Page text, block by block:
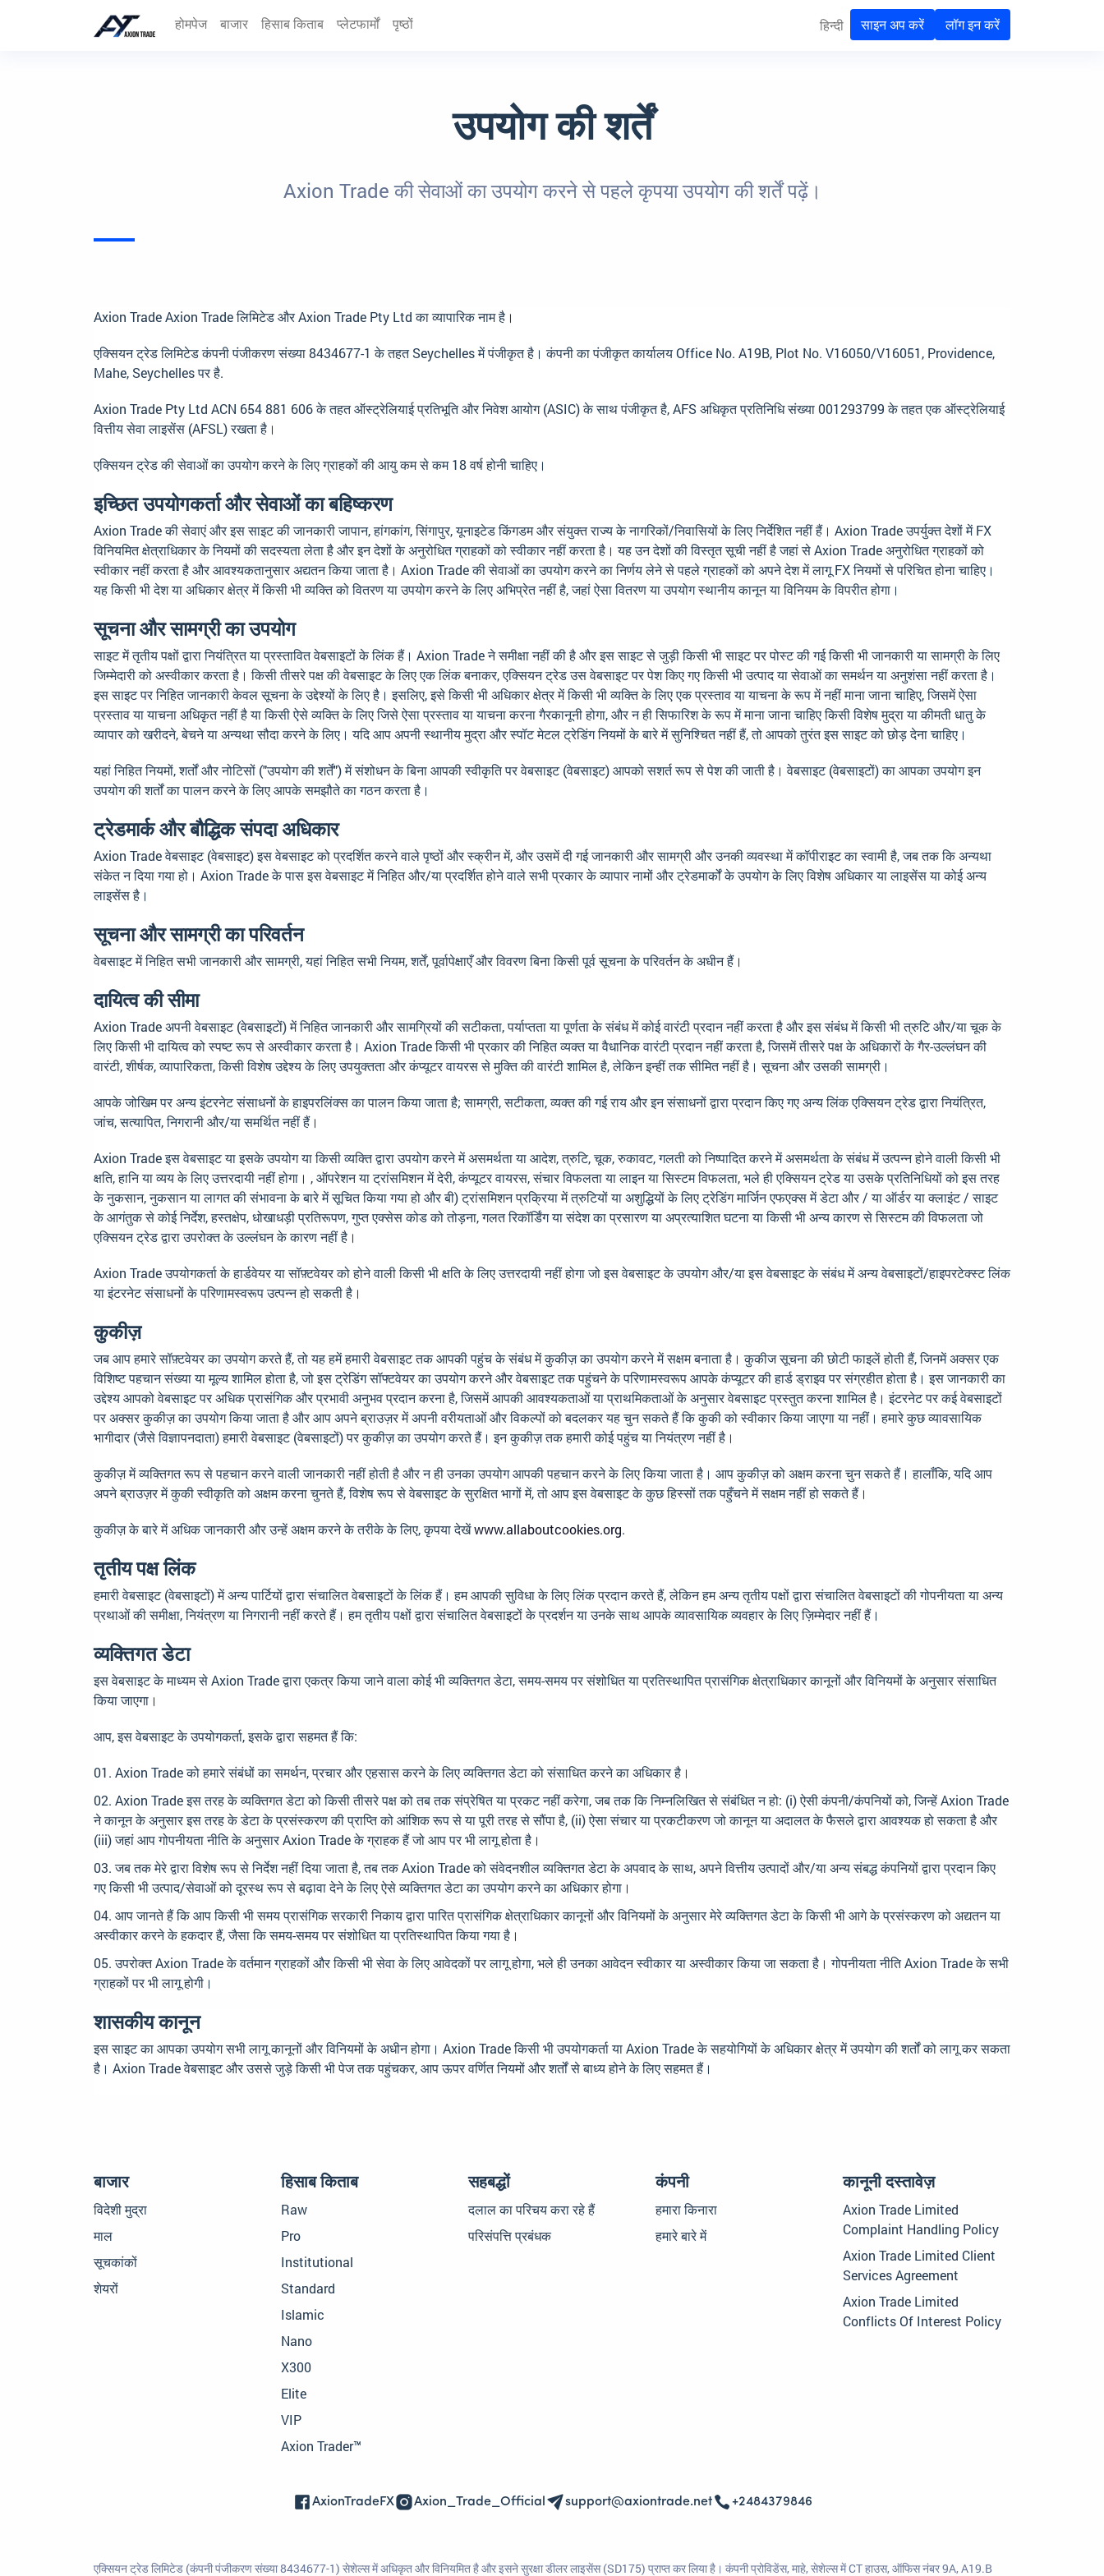
होमपेज बाजार हिसाब किताब प्लेटफार्मों पृष्ठों हिन्दी साइन अप करें लॉग इन करें
उपयोग की शर्तें
Axion Trade की सेवाओं का उपयोग करने से पहले कृपया उपयोग की शर्तें पढ़ें।
Axion Trade Axion Trade लिमिटेड और Axion Trade Pty Ltd का व्यापारिक नाम है।
एक्सियन ट्रेड लिमिटेड कंपनी पंजीकरण संख्या 8434677-1 के तहत Seychelles में पंजीकृत है। कंपनी का पंजीकृत कार्यालयOffice No. A19B, Plot No. V16050/V16051, Providence,
Mahe, Seychellesपर है.
Axion Trade Pty Ltd ACN 654 881 606 के तहत ऑस्ट्रेलियाई प्रतिभूति और निवेश आयोग (ASIC) के साथ पंजीकृत है, AFS अधिकृत प्रतिनिधि संख्या 001293799 के तहत एक ऑस्ट्रेलियाई
वित्तीय सेवा लाइसेंस (AFSL) रखता है।
एक्सियन ट्रेड की सेवाओं का उपयोग करने के लिए ग्राहकों की आयु कम से कम 18 वर्ष होनी चाहिए।
इच्छित उपयोगकर्ता और सेवाओं का बहिष्करण
Axion Trade की सेवाएं और इस साइट की जानकारी जापान, हांगकांग, सिंगापुर, यूनाइटेड किंगडम और संयुक्त राज्य के नागरिकों/निवासियों के लिए निर्देशित नहीं हैं। Axion Trade उपर्युक्त देशों में FX
विनियमित क्षेत्राधिकार के नियमों की सदस्यता लेता है और इन देशों के अनुरोधित ग्राहकों को स्वीकार नहीं करता है। यह उन देशों की विस्तृत सूची नहीं है जहां से Axion Trade अनुरोधित ग्राहकों को
स्वीकार नहीं करता है और आवश्यकतानुसार अद्यतन किया जाता है। Axion Trade की सेवाओं का उपयोग करने का निर्णय लेने से पहले ग्राहकों को अपने देश में लागू FX नियमों से परिचित होना चाहिए।
यह किसी भी देश या अधिकार क्षेत्र में किसी भी व्यक्ति को वितरण या उपयोग करने के लिए अभिप्रेत नहीं है, जहां ऐसा वितरण या उपयोग स्थानीय कानून या विनियम के विपरीत होगा।
सूचना और सामग्री का उपयोग
साइट में तृतीय पक्षों द्वारा नियंत्रित या प्रस्तावित वेबसाइटों के लिंक हैं। Axion Trade ने समीक्षा नहीं की है और इस साइट से जुड़ी किसी भी साइट पर पोस्ट की गई किसी भी जानकारी या सामग्री के लिए
जिम्मेदारी को अस्वीकार करता है। किसी तीसरे पक्ष की वेबसाइट के लिए एक लिंक बनाकर, एक्सियन ट्रेड उस वेबसाइट पर पेश किए गए किसी भी उत्पाद या सेवाओं का समर्थन या अनुशंसा नहीं करता है।
इस साइट पर निहित जानकारी केवल सूचना के उद्देश्यों के लिए है। इसलिए, इसे किसी भी अधिकार क्षेत्र में किसी भी व्यक्ति के लिए एक प्रस्ताव या याचना के रूप में नहीं माना जाना चाहिए, जिसमें ऐसा
प्रस्ताव या याचना अधिकृत नहीं है या किसी ऐसे व्यक्ति के लिए जिसे ऐसा प्रस्ताव या याचना करना गैरकानूनी होगा, और न ही सिफारिश के रूप में माना जाना चाहिए किसी विशेष मुद्रा या कीमती धातु के
व्यापार को खरीदने, बेचने या अन्यथा सौदा करने के लिए। यदि आप अपनी स्थानीय मुद्रा और स्पॉट मेटल ट्रेडिंग नियमों के बारे में सुनिश्चित नहीं हैं, तो आपको तुरंत इस साइट को छोड़ देना चाहिए।
यहां निहित नियमों, शर्तों और नोटिसों ("उपयोग की शर्तें") में संशोधन के बिना आपकी स्वीकृति पर वेबसाइट (वेबसाइट) आपको सशर्त रूप से पेश की जाती है। वेबसाइट (वेबसाइटों) का आपका उपयोग इन
उपयोग की शर्तों का पालन करने के लिए आपके समझौते का गठन करता है।
ट्रेडमार्क और बौद्धिक संपदा अधिकार
Axion Trade वेबसाइट (वेबसाइट) इस वेबसाइट को प्रदर्शित करने वाले पृष्ठों और स्क्रीन में, और उसमें दी गई जानकारी और सामग्री और उनकी व्यवस्था में कॉपीराइट का स्वामी है, जब तक कि अन्यथा
संकेत न दिया गया हो। Axion Trade के पास इस वेबसाइट में निहित और/या प्रदर्शित होने वाले सभी प्रकार के व्यापार नामों और ट्रेडमार्कों के उपयोग के लिए विशेष अधिकार या लाइसेंस या कोई अन्य
लाइसेंस है।
सूचना और सामग्री का परिवर्तन
वेबसाइट में निहित सभी जानकारी और सामग्री, यहां निहित सभी नियम, शर्तें, पूर्वापेक्षाएँ और विवरण बिना किसी पूर्व सूचना के परिवर्तन के अधीन हैं।
दायित्व की सीमा
Axion Trade अपनी वेबसाइट (वेबसाइटों) में निहित जानकारी और सामग्रियों की सटीकता, पर्याप्तता या पूर्णता के संबंध में कोई वारंटी प्रदान नहीं करता है और इस संबंध में किसी भी त्रुटि और/या चूक के
लिए किसी भी दायित्व को स्पष्ट रूप से अस्वीकार करता है। Axion Trade किसी भी प्रकार की निहित व्यक्त या वैधानिक वारंटी प्रदान नहीं करता है, जिसमें तीसरे पक्ष के अधिकारों के गैर-उल्लंघन की
वारंटी, शीर्षक, व्यापारिकता, किसी विशेष उद्देश्य के लिए उपयुक्तता और कंप्यूटर वायरस से मुक्ति की वारंटी शामिल है, लेकिन इन्हीं तक सीमित नहीं है। सूचना और उसकी सामग्री।
आपके जोखिम पर अन्य इंटरनेट संसाधनों के हाइपरलिंक्स का पालन किया जाता है; सामग्री, सटीकता, व्यक्त की गई राय और इन संसाधनों द्वारा प्रदान किए गए अन्य लिंक एक्सियन ट्रेड द्वारा नियंत्रित,
जांच, सत्यापित, निगरानी और/या समर्थित नहीं हैं।
Axion Trade इस वेबसाइट या इसके उपयोग या किसी व्यक्ति द्वारा उपयोग करने में असमर्थता या आदेश, त्रुटि, चूक, रुकावट, गलती को निष्पादित करने में असमर्थता के संबंध में उत्पन्न होने वाली किसी भी
क्षति, हानि या व्यय के लिए उत्तरदायी नहीं होगा। , ऑपरेशन या ट्रांसमिशन में देरी, कंप्यूटर वायरस, संचार विफलता या लाइन या सिस्टम विफलता, भले ही एक्सियन ट्रेड या उसके प्रतिनिधियों को इस तरह
के नुकसान, नुकसान या लागत की संभावना के बारे में सूचित किया गया हो और बी) ट्रांसमिशन प्रक्रिया में त्रुटियों या अशुद्धियों के लिए ट्रेडिंग मार्जिन एफएक्स में डेटा और / या ऑर्डर या क्लाइंट / साइट
के आगंतुक से कोई निर्देश, हस्तक्षेप, धोखाधड़ी प्रतिरूपण, गुप्त एक्सेस कोड को तोड़ना, गलत रिकॉर्डिंग या संदेश का प्रसारण या अप्रत्याशित घटना या किसी भी अन्य कारण से सिस्टम की विफलता जो
एक्सियन ट्रेड द्वारा उपरोक्त के उल्लंघन के कारण नहीं है।
Axion Trade उपयोगकर्ता के हार्डवेयर या सॉफ़्टवेयर को होने वाली किसी भी क्षति के लिए उत्तरदायी नहीं होगा जो इस वेबसाइट के उपयोग और/या इस वेबसाइट के संबंध में अन्य वेबसाइटों/हाइपरटेक्स्ट लिंक
या इंटरनेट संसाधनों के परिणामस्वरूप उत्पन्न हो सकती है।
कुकीज़
जब आप हमारे सॉफ़्टवेयर का उपयोग करते हैं, तो यह हमें हमारी वेबसाइट तक आपकी पहुंच के संबंध में कुकीज़ का उपयोग करने में सक्षम बनाता है। कुकीज सूचना की छोटी फाइलें होती हैं, जिनमें अक्सर एक
विशिष्ट पहचान संख्या या मूल्य शामिल होता है, जो इस ट्रेडिंग सॉफ्टवेयर का उपयोग करने और वेबसाइट तक पहुंचने के परिणामस्वरूप आपके कंप्यूटर की हार्ड ड्राइव पर संग्रहीत होता है। इस जानकारी का
उद्देश्य आपको वेबसाइट पर अधिक प्रासंगिक और प्रभावी अनुभव प्रदान करना है, जिसमें आपकी आवश्यकताओं या प्राथमिकताओं के अनुसार वेबसाइट प्रस्तुत करना शामिल है। इंटरनेट पर कई वेबसाइटों
पर अक्सर कुकीज़ का उपयोग किया जाता है और आप अपने ब्राउज़र में अपनी वरीयताओं और विकल्पों को बदलकर यह चुन सकते हैं कि कुकी को स्वीकार किया जाएगा या नहीं। हमारे कुछ व्यावसायिक
भागीदार (जैसे विज्ञापनदाता) हमारी वेबसाइट (वेबसाइटों) पर कुकीज़ का उपयोग करते हैं। इन कुकीज़ तक हमारी कोई पहुंच या नियंत्रण नहीं है।
कुकीज़ में व्यक्तिगत रूप से पहचान करने वाली जानकारी नहीं होती है और न ही उनका उपयोग आपकी पहचान करने के लिए किया जाता है। आप कुकीज़ को अक्षम करना चुन सकते हैं। हालाँकि, यदि आप
अपने ब्राउज़र में कुकी स्वीकृति को अक्षम करना चुनते हैं, विशेष रूप से वेबसाइट के सुरक्षित भागों में, तो आप इस वेबसाइट के कुछ हिस्सों तक पहुँचने में सक्षम नहीं हो सकते हैं।
कुकीज़ के बारे में अधिक जानकारी और उन्हें अक्षम करने के तरीके के लिए, कृपया देखेंwww.allaboutcookies.org.
तृतीय पक्ष लिंक
हमारी वेबसाइट (वेबसाइटों) में अन्य पार्टियों द्वारा संचालित वेबसाइटों के लिंक हैं। हम आपकी सुविधा के लिए लिंक प्रदान करते हैं, लेकिन हम अन्य तृतीय पक्षों द्वारा संचालित वेबसाइटों की गोपनीयता या अन्य
प्रथाओं की समीक्षा, नियंत्रण या निगरानी नहीं करते हैं। हम तृतीय पक्षों द्वारा संचालित वेबसाइटों के प्रदर्शन या उनके साथ आपके व्यावसायिक व्यवहार के लिए ज़िम्मेदार नहीं हैं।
व्यक्तिगत डेटा
इस वेबसाइट के माध्यम से Axion Trade द्वारा एकत्र किया जाने वाला कोई भी व्यक्तिगत डेटा, समय-समय पर संशोधित या प्रतिस्थापित प्रासंगिक क्षेत्राधिकार कानूनों और विनियमों के अनुसार संसाधित
किया जाएगा।
आप, इस वेबसाइट के उपयोगकर्ता, इसके द्वारा सहमत हैं कि:
Axion Trade को हमारे संबंधों का समर्थन, प्रचार और एहसास करने के लिए व्यक्तिगत डेटा को संसाधित करने का अधिकार है।
Axion Trade इस तरह के व्यक्तिगत डेटा को किसी तीसरे पक्ष को तब तक संप्रेषित या प्रकट नहीं करेगा, जब तक कि निम्नलिखित से संबंधित न हो: (i) ऐसी कंपनी/कंपनियों को, जिन्हें Axion Trade
ने कानून के अनुसार इस तरह के डेटा के प्रसंस्करण की प्राप्ति को आंशिक रूप से या पूरी तरह से सौंपा है, (ii) ऐसा संचार या प्रकटीकरण जो कानून या अदालत के फैसले द्वारा आवश्यक हो सकता है और
(iii) जहां आप गोपनीयता नीति के अनुसार Axion Trade के ग्राहक हैं जो आप पर भी लागू होता है।
जब तक मेरे द्वारा विशेष रूप से निर्देश नहीं दिया जाता है, तब तक Axion Trade को संवेदनशील व्यक्तिगत डेटा के अपवाद के साथ, अपने वित्तीय उत्पादों और/या अन्य संबद्ध कंपनियों द्वारा प्रदान किए
गए किसी भी उत्पाद/सेवाओं को दूरस्थ रूप से बढ़ावा देने के लिए ऐसे व्यक्तिगत डेटा का उपयोग करने का अधिकार होगा।
आप जानते हैं कि आप किसी भी समय प्रासंगिक सरकारी निकाय द्वारा पारित प्रासंगिक क्षेत्राधिकार कानूनों और विनियमों के अनुसार मेरे व्यक्तिगत डेटा के किसी भी आगे के प्रसंस्करण को अद्यतन या
अस्वीकार करने के हकदार हैं, जैसा कि समय-समय पर संशोधित या प्रतिस्थापित किया गया है।
उपरोक्त Axion Trade के वर्तमान ग्राहकों और किसी भी सेवा के लिए आवेदकों पर लागू होगा, भले ही उनका आवेदन स्वीकार या अस्वीकार किया जा सकता है। गोपनीयता नीति Axion Trade के सभी
ग्राहकों पर भी लागू होगी।
शासकीय कानून
इस साइट का आपका उपयोग सभी लागू कानूनों और विनियमों के अधीन होगा। Axion Trade किसी भी उपयोगकर्ता या Axion Trade के सहयोगियों के अधिकार क्षेत्र में उपयोग की शर्तों को लागू कर सकता
है। Axion Trade वेबसाइट और उससे जुड़े किसी भी पेज तक पहुंचकर, आप ऊपर वर्णित नियमों और शर्तों से बाध्य होने के लिए सहमत हैं।
बाजार
विदेशी मुद्रा
माल
सूचकांकों
शेयरों
हिसाब किताब
Raw
Pro
Institutional
Standard
Islamic
Nano
X300
Elite
VIP
Axion Trader™
सहबद्धों
दलाल का परिचय करा रहे हैं
परिसंपत्ति प्रबंधक
कंपनी
हमारा किनारा
हमारे बारे में
कानूनी दस्तावेज़
Axion Trade Limited
Complaint Handling Policy
Axion Trade Limited Client
Services Agreement
Axion Trade Limited
Conflicts Of Interest Policy
AxionTradeFX Axion_Trade_Official support@axiontrade.net +2484379846
एक्सियन ट्रेड लिमिटेड (कंपनी पंजीकरण संख्या 8434677-1) सेशेल्स में अधिकृत और विनियमित है और इसने सुरक्षा डीलर लाइसेंस (SD175) प्राप्त कर लिया है। कंपनी प्रोविडेंस, माहे, सेशेल्स में CT हाउस, ऑफिस नंबर 9A, A19.B